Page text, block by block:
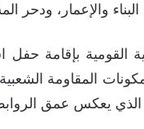
والإعمار، ودحر
القومية بإقامة
المقاومة
يعكس عمق